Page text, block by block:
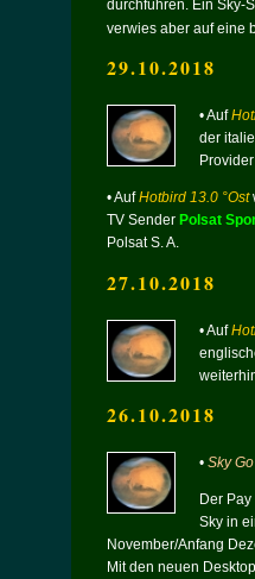
durchführen. Ein Sky-
verwies aber auf eine
29.10.2018
• Auf
der
• AufHotbird 13.0 °Ost
TV Sender Polsat
Polsat S. A.
27.10.2018
• Auf
26.10.2018
• Sky
Der
Sky in
November/Anfang
Mit den neuen